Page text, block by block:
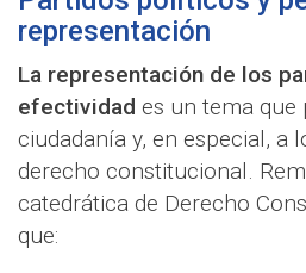
representación
La representación de los
efectividad es un tema que
ciudadanía y, en especial, a
derecho constitucional.
catedrática de Derecho
que: